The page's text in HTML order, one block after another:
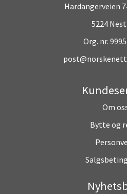
Hardangerveien
5224
Org. nr.
Om
Bytte og